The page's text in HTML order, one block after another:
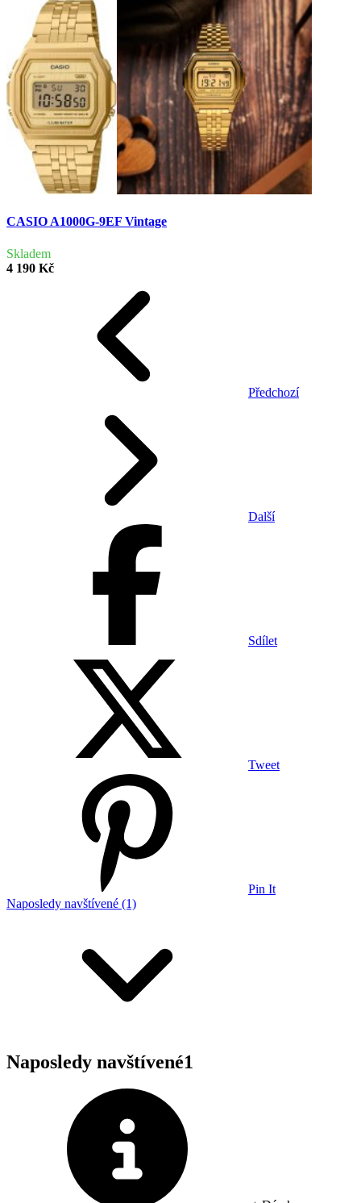
CASIO A1000G-9EF Vintage
Skladem
4 190 Kč
Předchozí
Další
Sdílet
Tweet
Pin It
Naposledy navštívené (1)
Naposledy navštívené1